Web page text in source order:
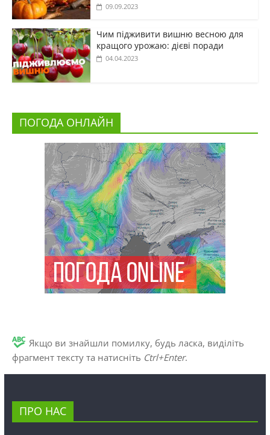
09.09.2023
Чим підживити вишню весною для
кращого урожаю: дієві поради
04.04.2023
ПОГОДА ОНЛАЙН
Якщо ви знайшли помилку, будь ласка, виділіть
фрагмент тексту та натисніть Ctrl+Enter.
ПРО НАС